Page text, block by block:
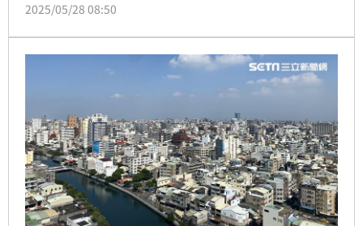
2.0」新制上路首年，自住房屋與出租房屋稅率調整，
2025/05/28 08:50